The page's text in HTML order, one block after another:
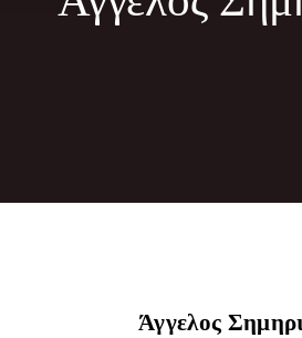
Άγγελος